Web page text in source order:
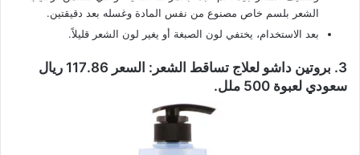
الشعر بلسم خاص مصنوع من نفس المادة وغسله بعد دقيقتين.
بعد الاستخدام، يختفي لون الصبغة أو يغير لون الشعر قليلاً.
3. بروتين داشو لعلاج تساقط الشعر: السعر 117.86 ريال
سعودي لعبوة 500 ملل.